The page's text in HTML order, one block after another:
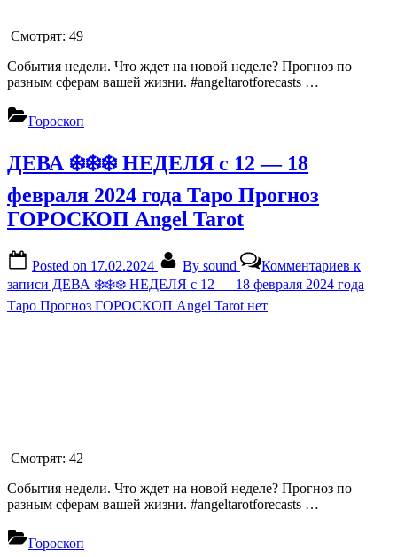
Смотрят: 49
События недели. Что ждет на новой неделе? Прогноз по
разным сферам вашей жизни. #angeltarotforecasts …
Гороскоп
ДЕВА ❄️❄️❄️ НЕДЕЛЯ с 12 — 18
февраля 2024 года Таро Прогноз
ГОРОСКОП Angel Tarot
Posted on 17.02.2024 By sound Комментариев к
записи ДЕВА ❄️❄️❄️ НЕДЕЛЯ с 12 — 18 февраля 2024 года
Таро Прогноз ГОРОСКОП Angel Tarot нет
Смотрят: 42
События недели. Что ждет на новой неделе? Прогноз по
разным сферам вашей жизни. #angeltarotforecasts …
Гороскоп